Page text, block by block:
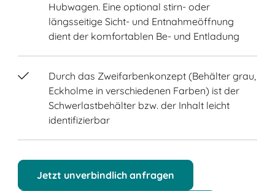
Hubwagen. Eine optional stirn- oder
längsseitige Sicht- und Entnahmeöffnung
dient der komfortablen Be- und Entladung
Durch das Zweifarbenkonzept (Behälter grau,
Eckholme in verschiedenen Farben) ist der
Schwerlastbehälter bzw. der Inhalt leicht
identifizierbar
Jetzt unverbindlich anfragen